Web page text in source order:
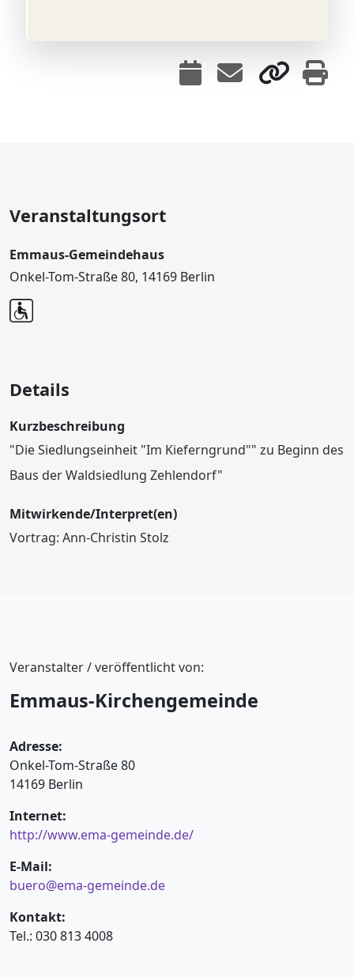
Veranstaltungsort
Emmaus-Gemeindehaus
Onkel-Tom-Straße 80, 14169 Berlin
Details
Kurzbeschreibung
"Die Siedlungseinheit "Im Kieferngrund"" zu Beginn des
Baus der Waldsiedlung Zehlendorf"
Mitwirkende/Interpret(en)
Vortrag: Ann-Christin Stolz
Veranstalter / veröffentlicht von:
Emmaus-Kirchengemeinde
Adresse:
Onkel-Tom-Straße 80
14169 Berlin
Internet:
http://www.ema-gemeinde.de/
E-Mail:
buero@ema-gemeinde.de
Kontakt:
Tel.: 030 813 4008